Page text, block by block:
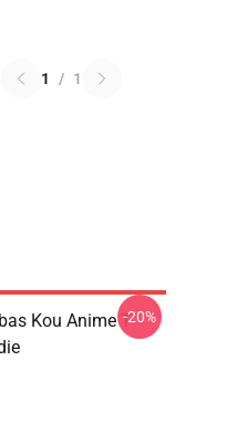
1 / 1
Kou Anime T--20%